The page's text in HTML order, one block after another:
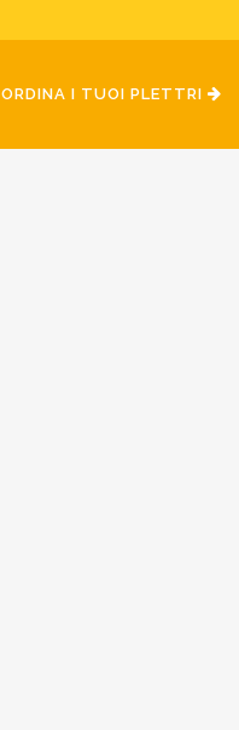
ORDINA I TUOI PLETTRI